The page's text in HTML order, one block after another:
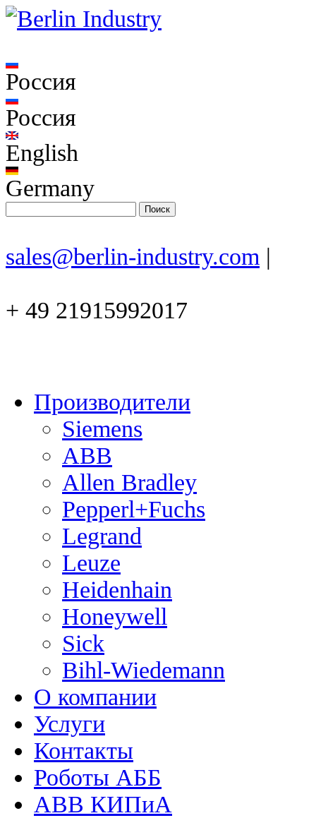
Россия
Россия
English
Germany
sales@berlin-industry.com |
+ 49 21915992017
Производители
Siemens
ABB
Allen Bradley
Pepperl+Fuchs
Legrand
Leuze
Heidenhain
Honeywell
Sick
Bihl-Wiedemann
О компании
Услуги
Контакты
Роботы АББ
ABB КИПиА